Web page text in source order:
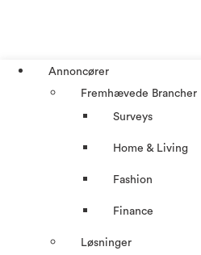
Annoncører
Fremhævede Brancher
Surveys
Home & Living
Fashion
Finance
Løsninger